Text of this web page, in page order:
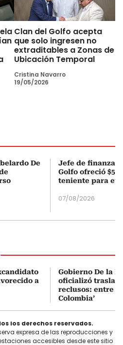
Clan del Golfo acepta
que solo ingresen no
extraditables a Zonas de
Ubicación Temporal
Cristina Navarro
19/05/2026
De
Jefe de finanzas
Golfo ofreció
teniente para
07/08/2026
a
Gobierno De la
oficializó
reclusos: entre
Colombia’
los derechos reservados.
expresa de las reproducciones y
accesibles desde este sitio